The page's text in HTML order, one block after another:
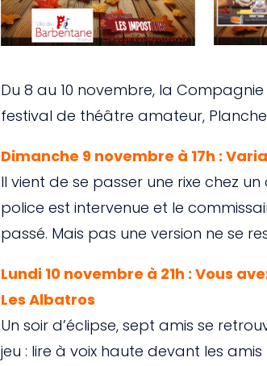
Du 8 au 10 novembre, la
festival de théâtre amateur,
Dimanche 9 novembre à 17h :
Il vient de se passer une rixe chez
police est intervenue et le
passé. Mais pas une version ne se
Lundi 10 novembre à 21h : Vous
Les Albatros
Un soir d’éclipse, sept amis se
jeu : lire à voix haute devant les